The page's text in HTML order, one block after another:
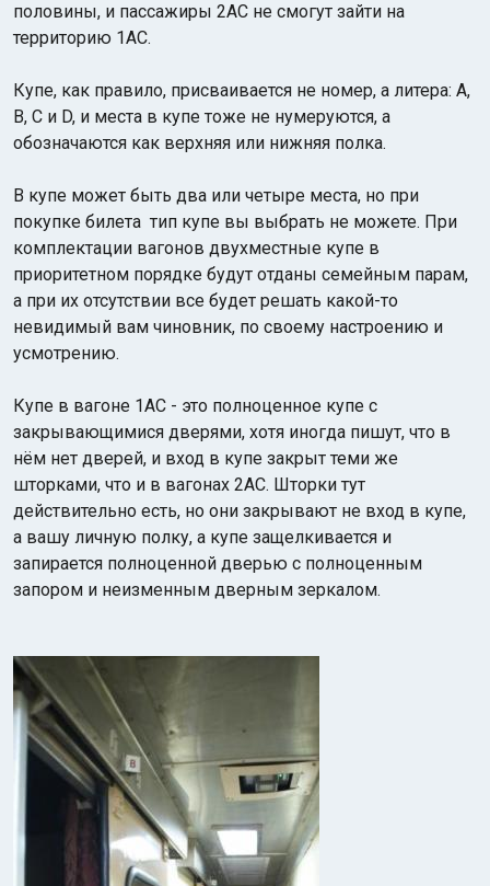
половины, и пассажиры 2АС не смогут зайти на
территорию 1АС.
Купе, как правило, присваивается не номер, а литера: А,
В, С и D, и места в купе тоже не нумеруются, а
обозначаются как верхняя или нижняя полка.
В купе может быть два или четыре места, но при
покупке билета тип купе вы выбрать не можете. При
комплектации вагонов двухместные купе в
приоритетном порядке будут отданы семейным парам,
а при их отсутствии все будет решать какой-то
невидимый вам чиновник, по своему настроению и
усмотрению.
Купе в вагоне 1АС - это полноценное купе с
закрывающимися дверями, хотя иногда пишут, что в
нём нет дверей, и вход в купе закрыт теми же
шторками, что и в вагонах 2АС. Шторки тут
действительно есть, но они закрывают не вход в купе,
а вашу личную полку, а купе защелкивается и
запирается полноценной дверью с полноценным
запором и неизменным дверным зеркалом.